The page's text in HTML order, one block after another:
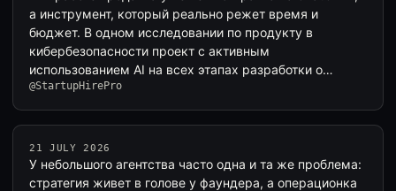
а инструмент, который реально режет время и
бюджет. В одном исследовании по продукту в
кибербезопасности проект с активным
использованием AI на всех этапах разработки о…
@StartupHirePro
21 JULY 2026
У небольшого агентства часто одна и та же проблема:
стратегия живет в голове у фаундера, а операционка